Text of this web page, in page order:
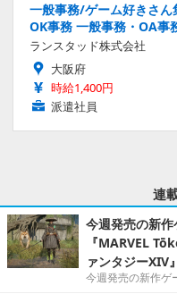
一般事務/ゲーム好きさ
OK事務 一般事務・OA事
ランスタッド株式会社
大阪府
時給1,400円
派遣社員
連
今週発売の新
『MARVEL
ァンタジーXIV
今週発売の新作ゲ